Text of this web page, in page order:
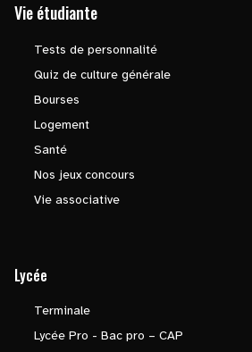
Vie étudiante
Tests de personnalité
Quiz de culture générale
Bourses
Logement
Santé
Nos jeux concours
Vie associative
Lycée
Terminale
Lycée Pro - Bac pro – CAP